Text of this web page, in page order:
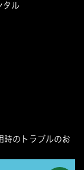
タル
時のトラブルのお